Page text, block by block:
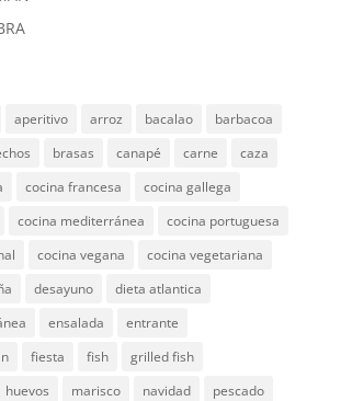
aperitivo arroz bacalao
barbacoa
brasas canapé carne
caza
cocina francesa
cocina gallega
cocina mediterránea
cocina portuguesa
cocina vegana
cocina vegetariana
desayuno
dieta atlantica
ensalada
entrante
fiesta fish
grilled fish
huevos marisco navidad
pescado